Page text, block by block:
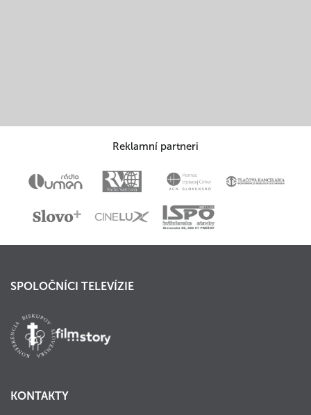
Reklamní partneri
SPOLOČNÍCI TELEVÍZIE
KONTAKTY